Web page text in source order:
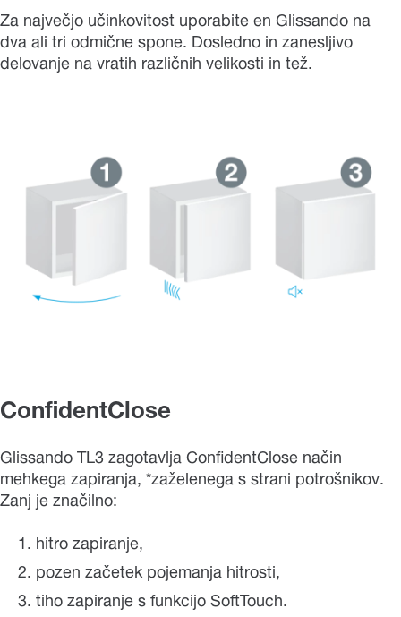
Za največjo učinkovitost uporabite en Glissando na
dva ali tri odmične spone. Dosledno in zanesljivo
delovanje na vratih različnih velikosti in tež.
ConfidentClose
Glissando TL3 zagotavlja ConfidentClose način
mehkega zapiranja, *zaželenega s strani potrošnikov.
Zanj je značilno:
hitro zapiranje,
pozen začetek pojemanja hitrosti,
tiho zapiranje s funkcijo SoftTouch.